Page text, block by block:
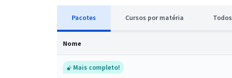
Pacotes Cursos por matéria Todos
Nome
Mais completo!